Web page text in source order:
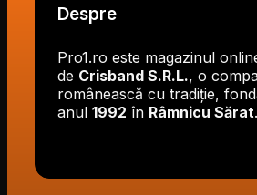
Despre
Pro1.ro este magazinul
de Crisband S.R.L., o
românească cu tradiție,
anul 1992 în Râmnicu Sărat.